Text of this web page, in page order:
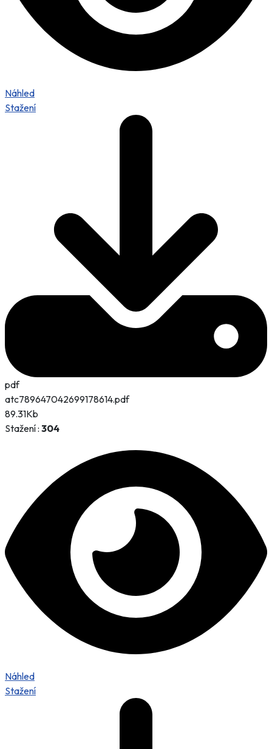
Náhled
Stažení
pdf
atc789647042699178614.pdf
89.31Kb
Stažení : 304
Náhled
Stažení